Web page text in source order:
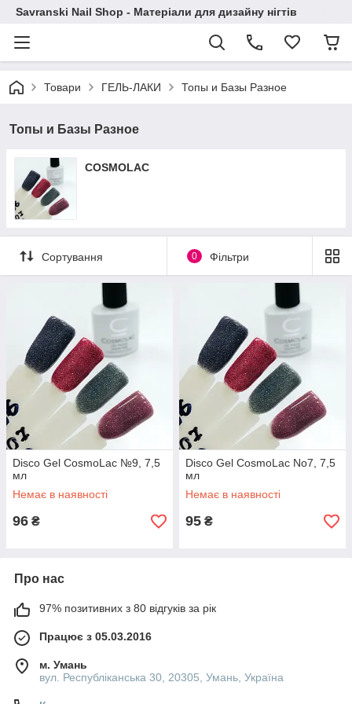
Savranski Nail Shop - Матеріали для дизайну нігтів
Товари ГЕЛЬ-ЛАКИ Топы и Базы Разное
Топы и Базы Разное
COSMOLAC
Сортування 0 Фільтри
Disco Gel CosmoLac №9, 7,5
мл
Немає в наявності
96 ₴
Disco Gel CosmoLac No7, 7,5
мл
Немає в наявності
95 ₴
Про нас
97% позитивних з 80 відгуків за рік
Працює з 05.03.2016
м. Умань
вул. Республіканська 30, 20305, Умань, Україна